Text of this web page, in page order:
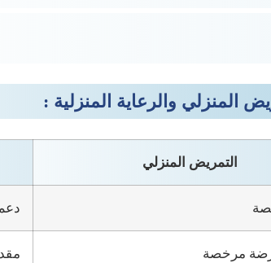
المنزلي والرعاية المنزلية :
التمريض المنزلي
مرخصة